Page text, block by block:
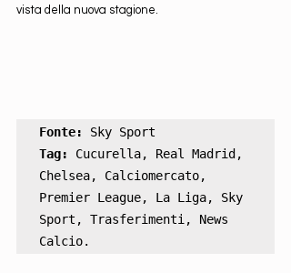
vista della nuova stagione.
Fonte:
Tag:
Cucurella, Real Madrid,
Chelsea, Calciomercato,
Premier League, La Liga, Sky
Sport, Trasferimenti, News
Calcio.